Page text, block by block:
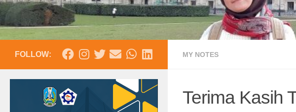
MY NOTES
Terima Kasih
FOLLOW: